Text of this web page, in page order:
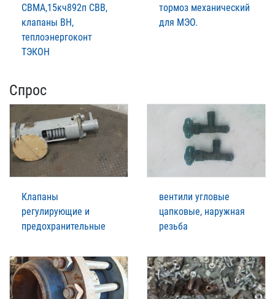
СВМА,15кч892п СВВ,
клапаны ВН,
теплоэнергоконт
ТЭКОН
тормоз механический
для МЭО.
Спрос
Клапаны
регулирующие и
предохранительные
вентили угловые
цапковые, наружная
резьба